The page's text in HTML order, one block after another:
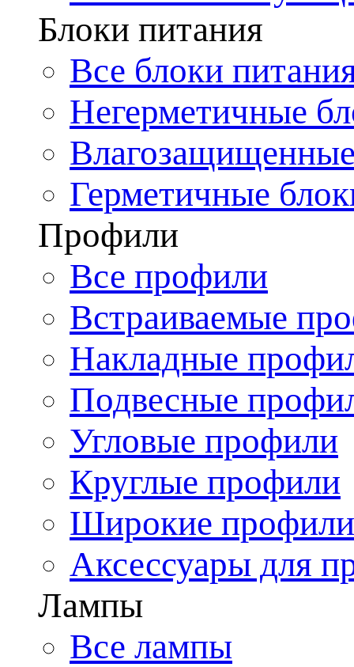
Блоки питания
Все блоки
Негерметичные
Герметичные
Профили
Все профили
Встраиваемые
Накладные
Подвесные
Угловые профили
Круглые профили
Широкие профили
Аксессуары для
Лампы
Все лампы